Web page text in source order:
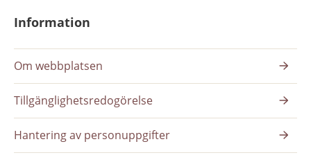
Information
Om webbplatsen
Tillgänglighetsredogörelse
Hantering av personuppgifter